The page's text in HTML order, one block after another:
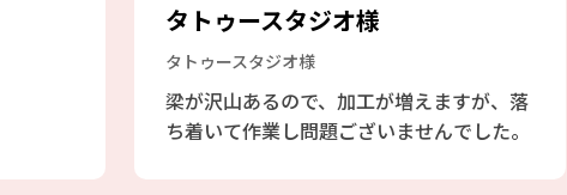
タトゥースタジオ様
タトゥースタジオ様
梁が沢山あるので、加工が増えますが、落
ち着いて作業し問題ございませんでした。